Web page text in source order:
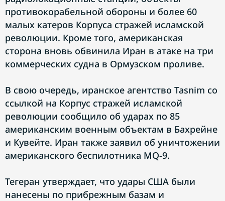
противокорабельной обороны и более 60
малых катеров Корпуса стражей исламской
революции. Кроме того, американская
сторона вновь обвинила Иран в атаке на три
коммерческих судна в Ормузском проливе.
В свою очередь, иранское агентство Tasnim со
ссылкой на Корпус стражей исламской
революции сообщило об ударах по 85
американским военным объектам в Бахрейне
и Кувейте. Иран также заявил об уничтожении
американского беспилотника MQ-9.
Тегеран утверждает, что удары США были
нанесены по прибрежным базам и